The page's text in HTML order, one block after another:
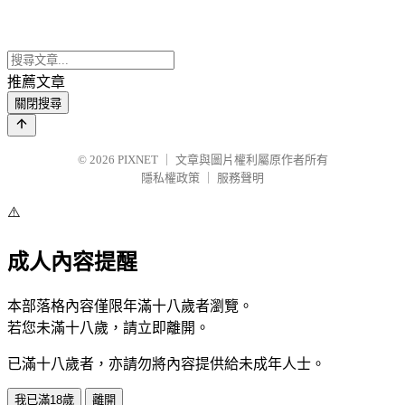
推薦文章
關閉搜尋
© 2026 PIXNET
文章與圖片權利屬原作者所有
隱私權政策
服務聲明
⚠️
成人內容提醒
本部落格內容僅限年滿十八歲者瀏覽。
若您未滿十八歲，請立即離開。
已滿十八歲者，亦請勿將內容提供給未成年人士。
我已滿18歲 離開